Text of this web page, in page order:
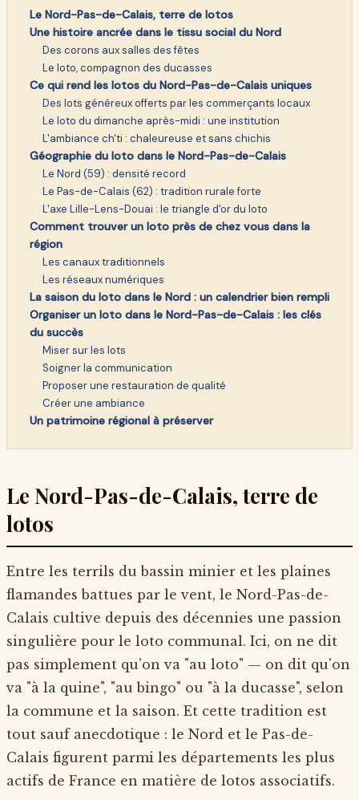
Le Nord-Pas-de-Calais, terre de lotos
Une histoire ancrée dans le tissu social du Nord
Des corons aux salles des fêtes
Le loto, compagnon des ducasses
Ce qui rend les lotos du Nord-Pas-de-Calais uniques
Des lots généreux offerts par les commerçants locaux
Le loto du dimanche après-midi : une institution
L'ambiance ch'ti : chaleureuse et sans chichis
Géographie du loto dans le Nord-Pas-de-Calais
Le Nord (59) : densité record
Le Pas-de-Calais (62) : tradition rurale forte
L'axe Lille-Lens-Douai : le triangle d'or du loto
Comment trouver un loto près de chez vous dans la
région
Les canaux traditionnels
Les réseaux numériques
La saison du loto dans le Nord : un calendrier bien rempli
Organiser un loto dans le Nord-Pas-de-Calais : les clés
du succès
Miser sur les lots
Soigner la communication
Proposer une restauration de qualité
Créer une ambiance
Un patrimoine régional à préserver
Le Nord-Pas-de-Calais, terre de
lotos
Entre les terrils du bassin minier et les plaines
flamandes battues par le vent, le Nord-Pas-de-
Calais cultive depuis des décennies une passion
singulière pour le loto communal. Ici, on ne dit
pas simplement qu'on va "au loto" — on dit qu'on
va "à la quine", "au bingo" ou "à la ducasse", selon
la commune et la saison. Et cette tradition est
tout sauf anecdotique : le Nord et le Pas-de-
Calais figurent parmi les départements les plus
actifs de France en matière de lotos associatifs.